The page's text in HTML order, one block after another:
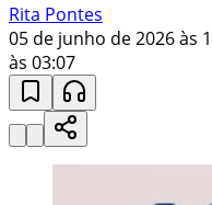
Rita Pontes
05 de junho de 2026 às
às 03:07